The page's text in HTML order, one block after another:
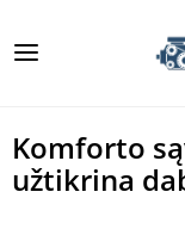
Komforto
užtikrina